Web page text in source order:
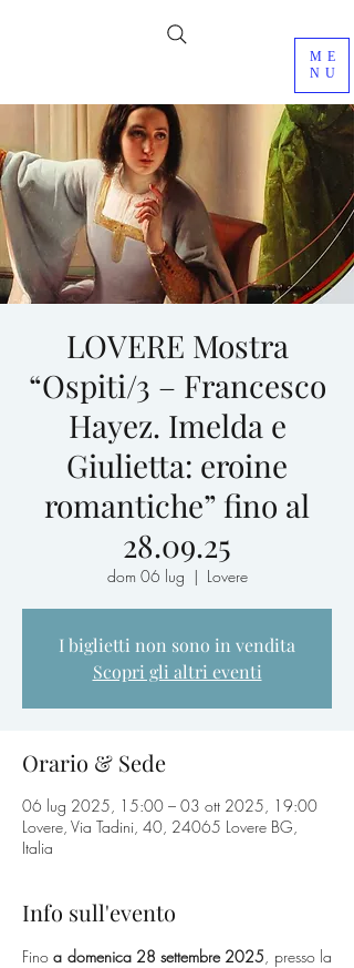
ME
NU
LOVERE Mostra
“Ospiti/3 – Francesco
Hayez. Imelda e
Giulietta: eroine
romantiche” fino al
28.09.25
dom 06 lug
  |
Lovere
I biglietti non sono in vendita
Scopri gli altri eventi
Orario & Sede
06 lug 2025, 15:00 – 03 ott 2025, 19:00
Lovere, Via Tadini, 40, 24065 Lovere BG,
Italia
Info sull'evento
Fino a domenica 28 settembre 2025, presso la